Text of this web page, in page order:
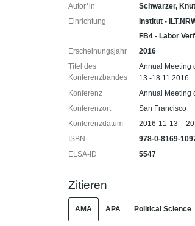
Autor*in Schwarzer,
Einrichtung
Institut -
FB4 - Labor
Erscheinungsjahr
2016
Titel des
Konferenzbandes
Annual Meeting
13.-18.11.2016
Konferenz
Annual Meeting
Konferenzort
San Francisco
Konferenzdatum
2016-11-13 –
ISBN
978-0-8169-
ELSA-ID
5547
Zitieren
AMA APA Political Science